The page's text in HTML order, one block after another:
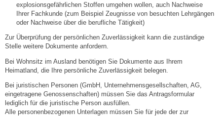
explosionsgefährlichen Stoffen umgehen wollen, auch Nachweise
Ihrer Fachkunde (zum Beispiel Zeugnisse von besuchten Lehrgängen
oder Nachweise über die berufliche Tätigkeit)
Zur Überprüfung der persönlichen Zuverlässigkeit kann die zuständige
Stelle weitere Dokumente anfordern.
Bei Wohnsitz im Ausland benötigen Sie Dokumente aus Ihrem
Heimatland, die Ihre persönliche Zuverlässigkeit belegen.
Bei juristischen Personen (GmbH, Unternehmensgesellschaften, AG,
eingetragene Genossenschaften) müssen Sie das Antragsformular
lediglich für die juristische Person ausfüllen.
Alle personenbezogenen Unterlagen müssen Sie für jede der zur